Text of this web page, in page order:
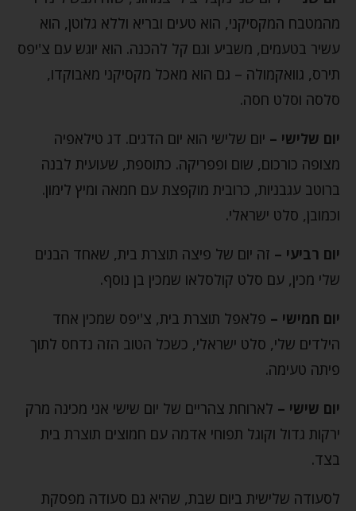
מהמטבח המקסיקני, הוא טעים ובריא וללא גלוטן, הוא
עשיר בטעמים, משביע וגם קל להכנה. הוא יוגש עם צ'יפס
תירס, גוואקמולה – גם הוא מאכל מקסיקני מאבוקדו,
סלסה וסלט חסה.
יום שלישי – יום שלישי הוא יום הדגים. דג טילאפיה
מצופה כורכום, שום ופפריקה. כתוספת, שעועית לבנה
ברוטב עגבניות, כרובית מוקפצת עם חמאה ומיץ לימון.
וכמובן, סלט ישראלי.
יום רביעי – זה יום של פיצה תוצרת בית, שאחד הבנים
שלי מכין, עם סלט קולסלאו שמכין בן נוסף.
יום חמישי – פלאפל תוצרת בית, צ'יפס שמכין אחד
הילדים שלי, סלט ישראלי, כשכל הטוב הזה נדחס לתוך
פיתה טעימה.
יום שישי – לארוחת צהריים של יום שישי אני מכינה מרק
ירקות גדול וקוגל תפוחי אדמה עם חמוצים תוצרת בית
בצד.
לסעודה שלישית ביום שבת, שהיא גם סעודה מפסקת